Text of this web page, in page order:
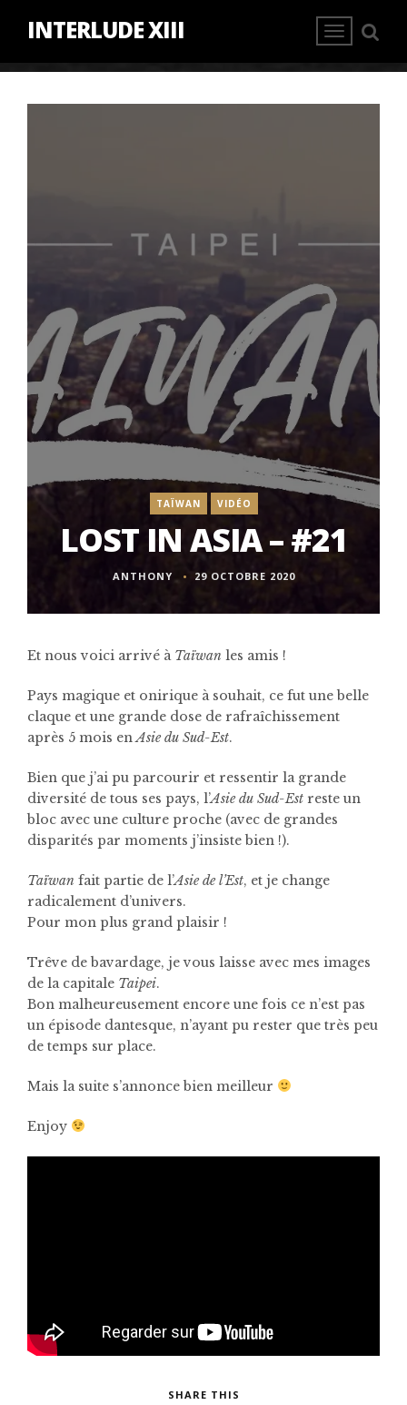
INTERLUDE XIII
TAÏWAN VIDÉO
LOST IN ASIA – #21
ANTHONY 29 OCTOBRE 2020
Et nous voici arrivé à Taïwan les amis !
Pays magique et onirique à souhait, ce fut une belle
claque et une grande dose de rafraîchissement
après 5 mois enAsie du Sud-Est.
Bien que j’ai pu parcourir et ressentir la grande
diversité de tous ses pays, l’Asie du Sud-Est reste un
bloc avec une culture proche (avec de grandes
disparités par moments j’insiste bien !).
Taïwan fait partie de l’Asie de l’Est, et je change
radicalement d’univers.
Pour mon plus grand plaisir !
Trêve de bavardage, je vous laisse avec mes images
de la capitale Taipei.
Bon malheureusement encore une fois ce n’est pas
un épisode dantesque, n’ayant pu rester que très peu
de temps sur place.
Mais la suite s’annonce bien meilleur
Enjoy
SHARE THIS